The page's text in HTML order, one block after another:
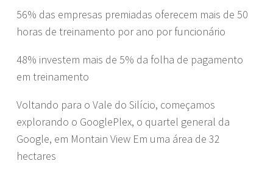
56% das empresas premiadas oferecem mais de 50
horas de treinamento por ano por funcionário
48% investem mais de 5% da folha de pagamento
em treinamento
Voltando para o Vale do Silício, começamos
explorando o GooglePlex, o quartel general da
Google, em Montain View Em uma área de 32
hectares